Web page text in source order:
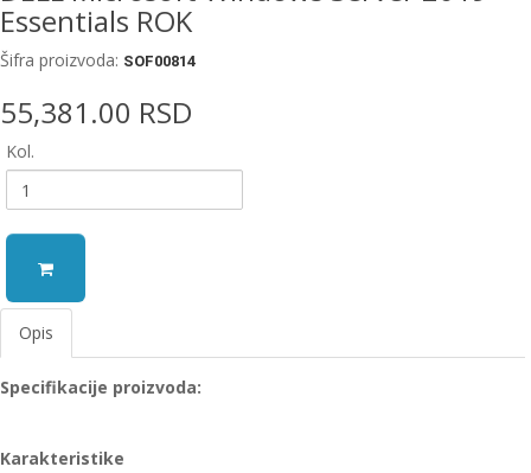
Pribor
za
zavarivanje
Alati
i
radionica
Essentials ROK
Šifra proizvoda: SOF00814
55,381.00 RSD
Kol.
Opis
Specifikacije proizvoda:
Karakteristike